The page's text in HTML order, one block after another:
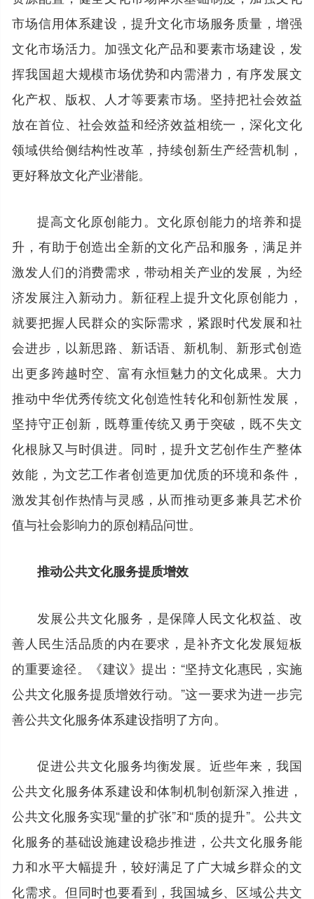
市场信用体系建设，提升文化市场服务质量，增强
文化市场活力。加强文化产品和要素市场建设，发
挥我国超大规模市场优势和内需潜力，有序发展文
化产权、版权、人才等要素市场。坚持把社会效益
放在首位、社会效益和经济效益相统一，深化文化
领域供给侧结构性改革，持续创新生产经营机制，
更好释放文化产业潜能。
提高文化原创能力。文化原创能力的培养和提
升，有助于创造出全新的文化产品和服务，满足并
激发人们的消费需求，带动相关产业的发展，为经
济发展注入新动力。新征程上提升文化原创能力，
就要把握人民群众的实际需求，紧跟时代发展和社
会进步，以新思路、新话语、新机制、新形式创造
出更多跨越时空、富有永恒魅力的文化成果。大力
推动中华优秀传统文化创造性转化和创新性发展，
坚持守正创新，既尊重传统又勇于突破，既不失文
化根脉又与时俱进。同时，提升文艺创作生产整体
效能，为文艺工作者创造更加优质的环境和条件，
激发其创作热情与灵感，从而推动更多兼具艺术价
值与社会影响力的原创精品问世。
推动公共文化服务提质增效
发展公共文化服务，是保障人民文化权益、改
善人民生活品质的内在要求，是补齐文化发展短板
的重要途径。《建议》提出：“坚持文化惠民，实施
公共文化服务提质增效行动。”这一要求为进一步完
善公共文化服务体系建设指明了方向。
促进公共文化服务均衡发展。近些年来，我国
公共文化服务体系建设和体制机制创新深入推进，
公共文化服务实现“量的扩张”和“质的提升”。公共文
化服务的基础设施建设稳步推进，公共文化服务能
力和水平大幅提升，较好满足了广大城乡群众的文
化需求。但同时也要看到，我国城乡、区域公共文